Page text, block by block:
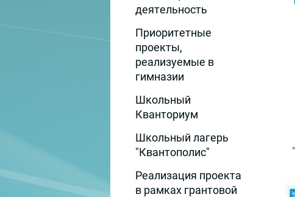
деятельность
Приоритетные
проекты,
реализуемые в
гимназии
Школьный
Кванториум
Школьный лагерь
"Квантополис"
Реализация проекта
в рамках грантовой